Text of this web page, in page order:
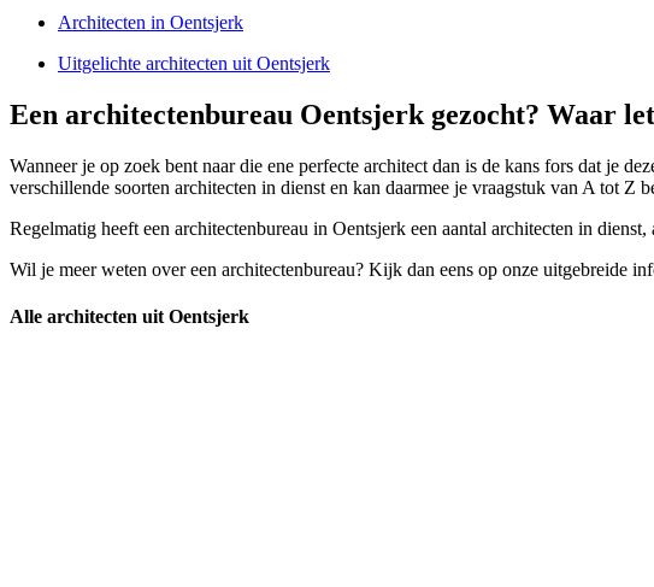
Architecten in Oentsjerk
Uitgelichte architecten uit Oentsjerk
Een architectenbureau Oentsjerk gezocht? Waar
Wanneer je op zoek bent naar die ene perfecte architect dan is de kans fors dat je
verschillende soorten architecten in dienst en kan daarmee je vraagstuk van A tot Z
Regelmatig heeft een architectenbureau in Oentsjerk een aantal architecten in
Wil je meer weten over een architectenbureau? Kijk dan eens op onze uitgebreide
Alle architecten uit Oentsjerk